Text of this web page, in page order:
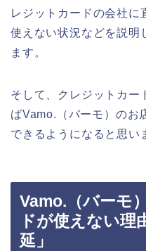
レジットカードの会社に
使えない状況などを説明
ます。
そして、クレジットカー
ばVamo.（バーモ）のお
できるようになると思い
Vamo.（バーモ
ドが使えない理
延」